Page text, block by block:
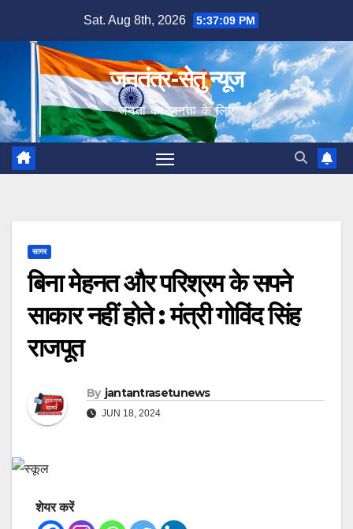
content
Sat. Aug 8th, 2026 5:37:10 PM
जनतंत्र-सेतु न्यूज
जनता का जनता के लिए
सागर
बिना मेहनत और परिश्रम के सपने
साकार नहीं होते : मंत्री गोविंद सिंह
राजपूत
By jantantrasetunews
JUN 18, 2024
शेयर करें